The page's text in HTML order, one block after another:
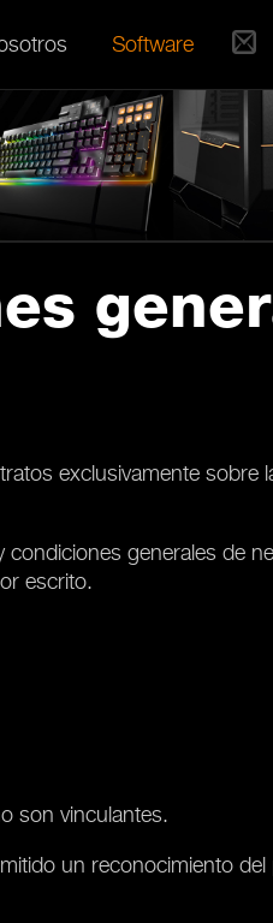
Software
exclusivamente
generales de
escrito.
son vinculantes.
un reconocimiento